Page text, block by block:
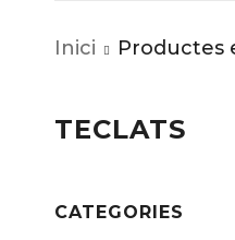
Inici Productes
TECLATS
CATEGORIES